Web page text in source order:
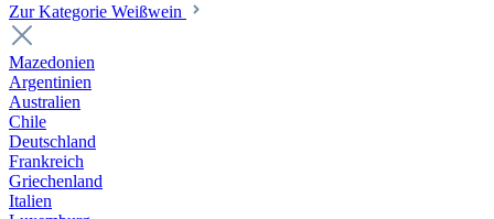
Zur Kategorie Weißwein
Mazedonien
Argentinien
Australien
Chile
Deutschland
Frankreich
Griechenland
Italien